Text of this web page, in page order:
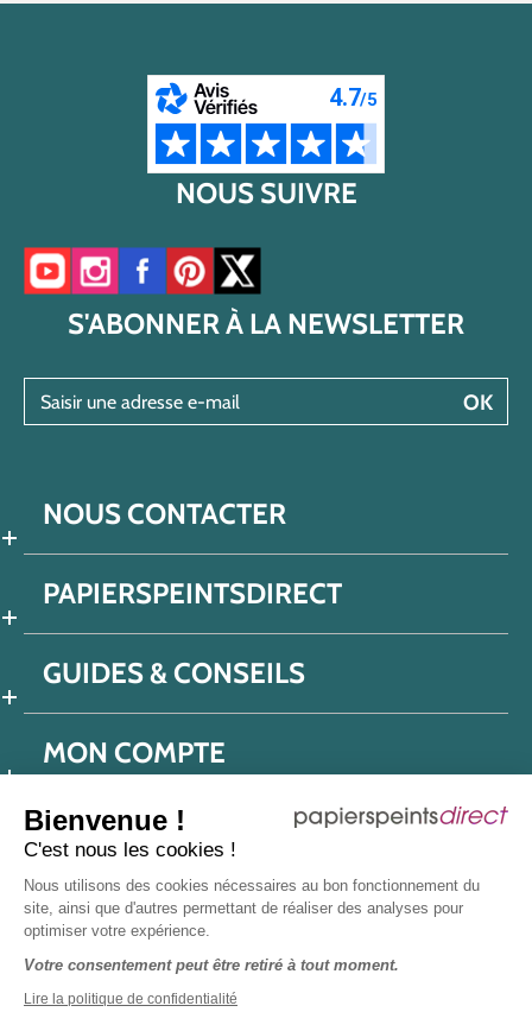
Bienvenue !
C'est nous les cookies !
Nous utilisons des cookies nécessaires au bon fonctionnement du
site, ainsi que d'autres permettant de réaliser des analyses pour
optimiser votre expérience.
Votre consentement peut être retiré à tout moment.
Lire la politique de confidentialité
NOUS SUIVRE
Accéder à notre chaîne YouTube
Accéder à notre compte Instagram
Accéder à notre page Facebook
Accéder à notre compte Pinterest
Accéder à notre compte Twitter/X
S'ABONNER À LA NEWSLETTER
OK
NOUS CONTACTER
PAPIERSPEINTSDIRECT
GUIDES & CONSEILS
MON COMPTE
Politique de confidentialité
Mentions légales
Protection données réseaux sociaux
Déclaration d'accessibilité